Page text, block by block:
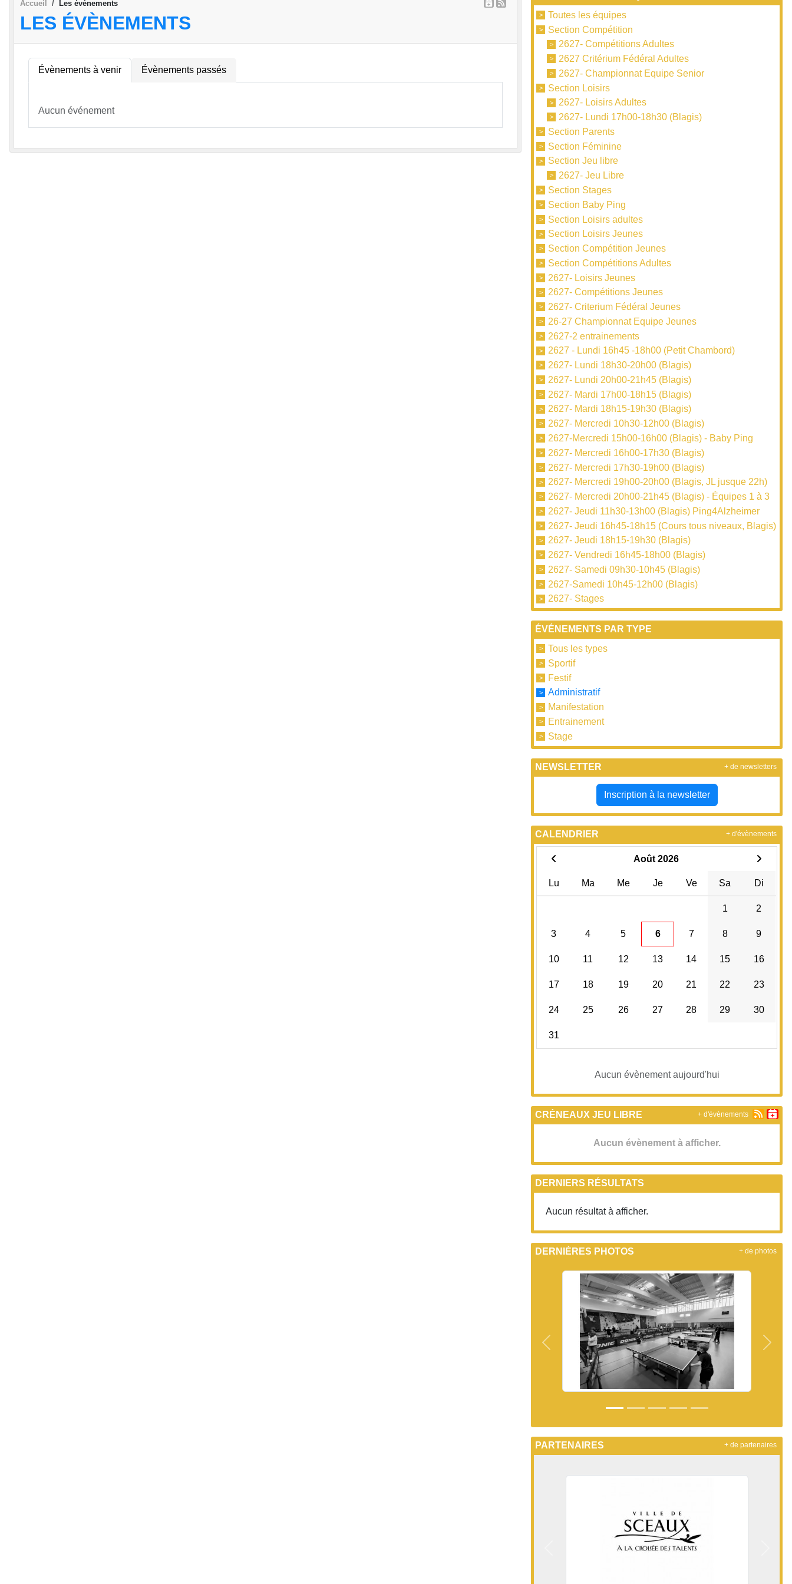
Accueil Les évènements
LES ÉVÈNEMENTS
Évènements à venir Évènements passés
Aucun événement
Toutes les équipes
Section Compétition
2627- Compétitions Adultes
2627 Critérium Fédéral Adultes
2627- Championnat Equipe Senior
Section Loisirs
2627- Loisirs Adultes
2627- Lundi 17h00-18h30 (Blagis)
Section Parents
Section Féminine
Section Jeu libre
2627- Jeu Libre
Section Stages
Section Baby Ping
Section Loisirs adultes
Section Loisirs Jeunes
Section Compétition Jeunes
Section Compétitions Adultes
2627- Loisirs Jeunes
2627- Compétitions Jeunes
2627- Criterium Fédéral Jeunes
26-27 Championnat Equipe Jeunes
2627-2 entrainements
2627 - Lundi 16h45 -18h00 (Petit Chambord)
2627- Lundi 18h30-20h00 (Blagis)
2627- Lundi 20h00-21h45 (Blagis)
2627- Mardi 17h00-18h15 (Blagis)
2627- Mardi 18h15-19h30 (Blagis)
2627- Mercredi 10h30-12h00 (Blagis)
2627-Mercredi 15h00-16h00 (Blagis) - Baby Ping
2627- Mercredi 16h00-17h30 (Blagis)
2627- Mercredi 17h30-19h00 (Blagis)
2627- Mercredi 19h00-20h00 (Blagis, JL jusque 22h)
2627- Mercredi 20h00-21h45 (Blagis) - Équipes 1 à 3
2627- Jeudi 11h30-13h00 (Blagis) Ping4Alzheimer
2627- Jeudi 16h45-18h15 (Cours tous niveaux, Blagis)
2627- Jeudi 18h15-19h30 (Blagis)
2627- Vendredi 16h45-18h00 (Blagis)
2627- Samedi 09h30-10h45 (Blagis)
2627-Samedi 10h45-12h00 (Blagis)
2627- Stages
ÉVÉNEMENTS PAR TYPE
Tous les types
Sportif
Festif
Administratif
Manifestation
Entrainement
Stage
NEWSLETTER
Inscription à la newsletter
+ de newsletters
CALENDRIER
Août 2026
Lu Ma Me Je Ve Sa Di
1 2
3 4 5 6 7 8 9
10 11 12 13 14 15 16
17 18 19 20 21 22 23
24 25 26 27 28 29 30
31
Aucun évènement aujourd'hui
+ d'évènements
CRÉNEAUX JEU LIBRE
Aucun évènement à afficher.
+ d'évènements
DERNIERS RÉSULTATS
Aucun résultat à afficher.
DERNIÈRES PHOTOS
Précedent
+ de photos
PARTENAIRES + de partenaires